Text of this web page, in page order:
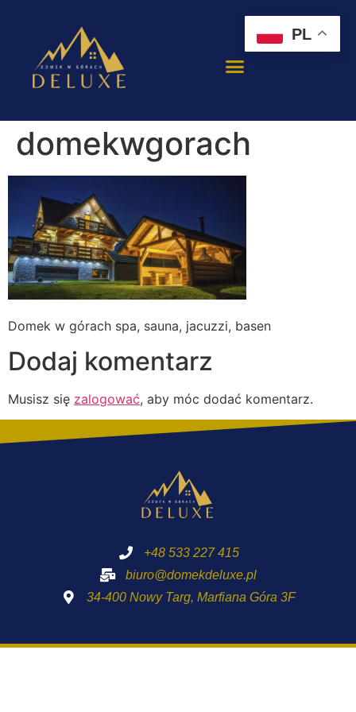
domekwgorach
Domek w górach spa, sauna, jacuzzi, basen
Dodaj komentarz
Musisz się zalogować, aby móc dodać komentarz.
+48 533 227 415
biuro@domekdeluxe.pl
34-400 Nowy Targ, Marfiana Góra 3F
PL